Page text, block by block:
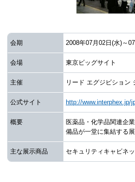
会期 2008年07月02日(水)～
会場 東京ビッグサイト
主催 リード エグジビション
公式サイト http://www.interphex.jp/
概要
医薬品・化学品関連企
備品が一堂に集結する
主な展示商品 セキュリティキャビネッ